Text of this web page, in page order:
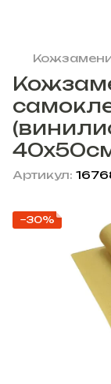
Артикул:
−30%